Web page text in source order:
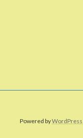
Powered byWordPress